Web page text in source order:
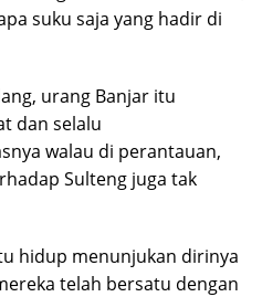
suku saja yang hadir di
urang Banjar itu
dan selalu
walau di perantauan,
Sulteng juga tak
hidup menunjukan dirinya
telah bersatu dengan